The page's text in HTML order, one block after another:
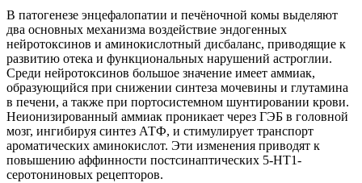
В патогенезе энцефалопатии и печёночной комы выделяют
два основных механизма воздействие эндогенных
нейротоксинов и аминокислотный дисбаланс, приводящие к
развитию отека и функциональных нарушений астроглии.
Среди нейротоксинов большое значение имеет аммиак,
образующийся при снижении синтеза мочевины и глутамина
в печени, а также при портосистемном шунтировании крови.
Неионизированный аммиак проникает через ГЭБ в головной
мозг, ингибируя синтез АТФ, и стимулирует транспорт
ароматических аминокислот. Эти изменения приводят к
повышению аффинности постсинаптических 5-HT1-
серотониновых рецепторов.